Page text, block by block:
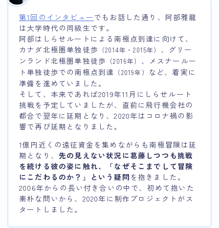
第1回のインタビューでもお話した通り、阿部雅龍
は大学時代の同級生です。
阿部はしらせルートによる南極点到達に向けて、
カナダ北極圏単独徒歩 （2014年・2015年） 、グリー
ンランド北極圏単独徒歩 （2016年） 、メスナールー
ト単独徒歩での南極点到達 （2019年）
など、着実に
準備を進めていました。
そして、本来であれば2019年11月にしらせルート
挑戦を予定していましたが、直前に飛行機会社の
都合で翌年に延期となり、2020年はコロナ禍の影
響で再び延期となりました。
1億円近くの遠征資金を集めながらも南極冒険は延
期となり、 先の見えない状況に葛藤しつつも挑戦
を続ける彼の姿に触れ、「なぜそこまでして冒険
にこだわるのか？」という疑問を抱きました。
2006年からの長い付き合いの中で、初めて抱いた
素朴な問いから、2020年に制作プロジェクトがス
タートしました。